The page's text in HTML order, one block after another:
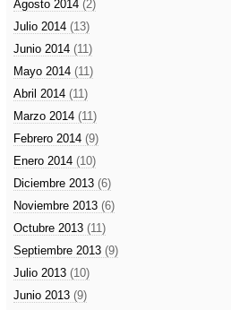
Agosto 2014 (2)
Julio 2014 (13)
Junio 2014 (11)
Mayo 2014 (11)
Abril 2014 (11)
Marzo 2014 (11)
Febrero 2014 (9)
Enero 2014 (10)
Diciembre 2013 (6)
Noviembre 2013 (6)
Octubre 2013 (11)
Septiembre 2013 (9)
Julio 2013 (10)
Junio 2013 (9)